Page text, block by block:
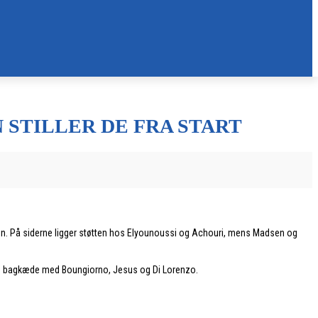
STILLER DE FRA START
På siderne ligger støtten hos Elyounoussi og Achouri, mens Madsen og
med Boungiorno, Jesus og Di Lorenzo.